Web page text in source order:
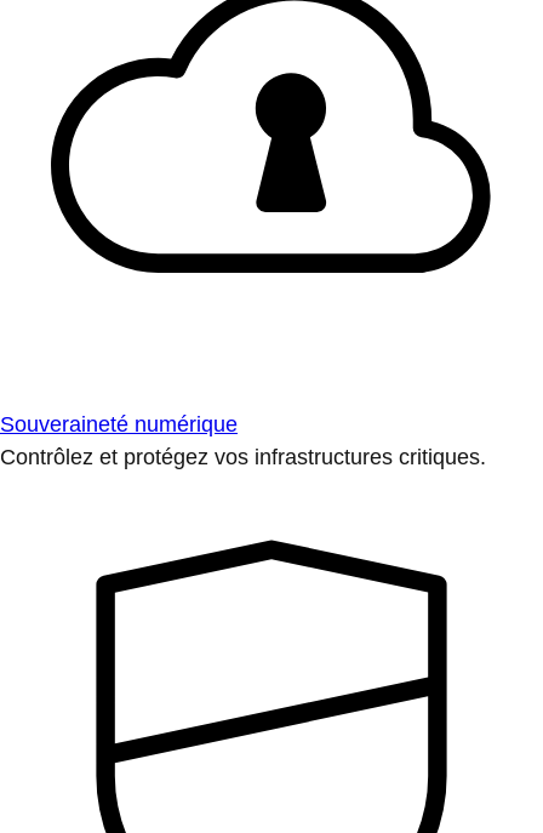
Souveraineté numérique
Contrôlez et protégez vos infrastructures critiques.